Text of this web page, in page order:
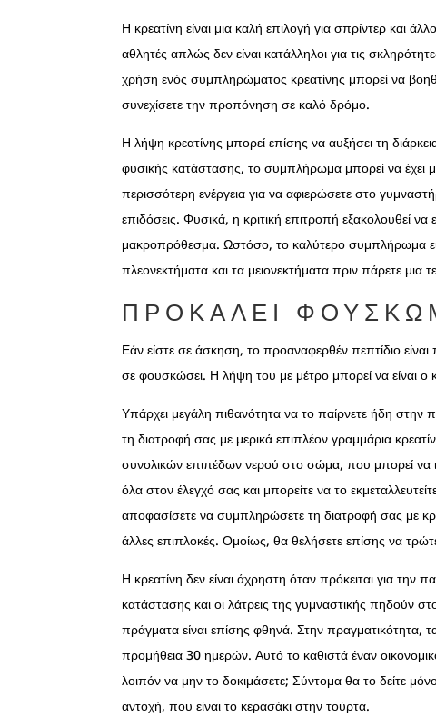
Η κρεατίνη είναι μια καλή επιλογή για σπρίντερ και
αθλητές απλώς δεν είναι κατάλληλοι για τις
χρήση ενός συμπληρώματος κρεατίνης μπορεί να
συνεχίσετε την προπόνηση σε καλό δρόμο.
Η λήψη κρεατίνης μπορεί επίσης να αυξήσει τη
φυσικής κατάστασης, το συμπλήρωμα μπορεί να έχει
περισσότερη ενέργεια για να αφιερώσετε στο
επιδόσεις. Φυσικά, η κριτική επιτροπή εξακολουθεί να
μακροπρόθεσμα. Ωστόσο, το καλύτερο συμπλήρωμα
πλεονεκτήματα και τα μειονεκτήματα πριν πάρετε μια
ΠΡΟΚΑΛΕΊ
Εάν είστε σε άσκηση, το προαναφερθέν πεπτίδιο
σε φουσκώσει. Η λήψη του με μέτρο μπορεί να είναι ο
Υπάρχει μεγάλη πιθανότητα να το παίρνετε ήδη στην
τη διατροφή σας με μερικά επιπλέον γραμμάρια
συνολικών επιπέδων νερού στο σώμα, που μπορεί να
όλα στον έλεγχό σας και μπορείτε να το
αποφασίσετε να συμπληρώσετε τη διατροφή σας με
άλλες επιπλοκές. Ομοίως, θα θελήσετε επίσης να
Η κρεατίνη δεν είναι άχρηστη όταν πρόκειται για
κατάστασης και οι λάτρεις της γυμναστικής πηδούν
πράγματα είναι επίσης φθηνά. Στην πραγματικότητα,
προμήθεια 30 ημερών. Αυτό το καθιστά έναν
λοιπόν να μην το δοκιμάσετε; Σύντομα θα το δείτε
αντοχή, που είναι το κερασάκι στην τούρτα.